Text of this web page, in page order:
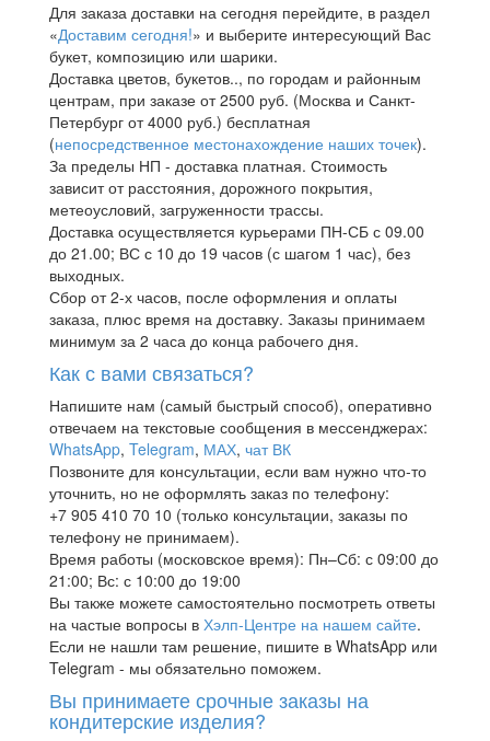
Для заказа доставки на сегодня перейдите, в раздел
«Доставим сегодня!» и выберите интересующий Вас
букет, композицию или шарики.
Доставка цветов, букетов.., по городам и районным
центрам, при заказе от 2500 руб. (Москва и Санкт-
Петербург от 4000 руб.) бесплатная
(непосредственное местонахождение наших точек).
За пределы НП - доставка платная. Стоимость
зависит от расстояния, дорожного покрытия,
метеоусловий, загруженности трассы.
Доставка осуществляется курьерами ПН-СБ с 09.00
до 21.00; ВС с 10 до 19 часов (с шагом 1 час), без
выходных.
Сбор от 2-х часов, после оформления и оплаты
заказа, плюс время на доставку. Заказы принимаем
минимум за 2 часа до конца рабочего дня.
Как с вами связаться?
Напишите нам (самый быстрый способ), оперативно
отвечаем на текстовые сообщения в мессенджерах:
WhatsApp, Telegram, МАХ, чат ВК
Позвоните для консультации, если вам нужно что-то
уточнить, но не оформлять заказ по телефону:
+7 905 410 70 10 (только консультации, заказы по
телефону не принимаем).
Время работы (московское время): Пн–Сб: с 09:00 до
21:00; Вс: с 10:00 до 19:00
Вы также можете самостоятельно посмотреть ответы
на частые вопросы в Хэлп-Центре на нашем сайте.
Если не нашли там решение, пишите в WhatsApp или
Telegram - мы обязательно поможем.
Вы принимаете срочные заказы на
кондитерские изделия?